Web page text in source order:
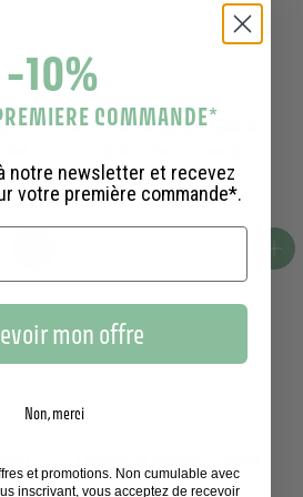
Gel-crème visage anti-pollution
11 avis
24,90€2
4
d'Iris
-10%
COMMANDE*
notre newsletter et recevez
votre première commande*.
mon offre
Non, merci
et promotions. Non cumulable avec
inscrivant, vous acceptez de recevoir